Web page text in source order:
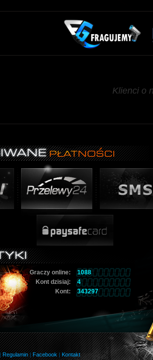
Klienci o
Graczy online:
1088
Kont dzisiaj:
4
Kont:
343297
Regulamin|Facebook | Kontakt